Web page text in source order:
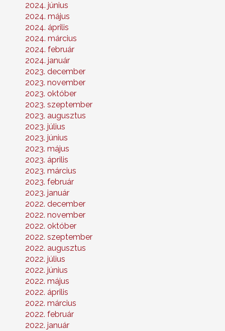
2024. június
2024. május
2024. április
2024. március
2024. február
2024. január
2023. december
2023. november
2023. október
2023. szeptember
2023. augusztus
2023. július
2023. június
2023. május
2023. április
2023. március
2023. február
2023. január
2022. december
2022. november
2022. október
2022. szeptember
2022. augusztus
2022. július
2022. június
2022. május
2022. április
2022. március
2022. február
2022. január